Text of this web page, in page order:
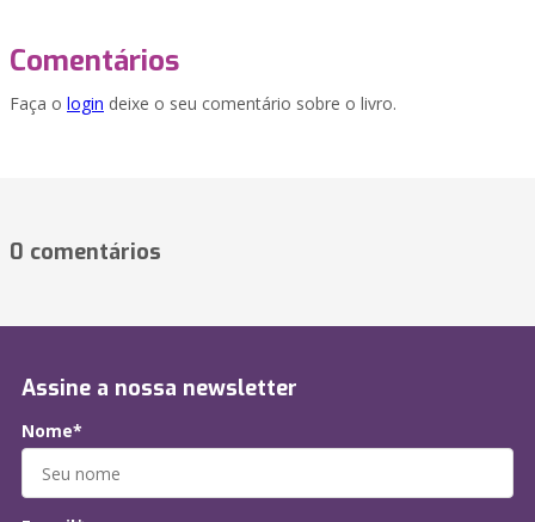
Comentários
Faça o login deixe o seu comentário sobre o livro.
0 comentários
Assine a nossa newsletter
Nome*